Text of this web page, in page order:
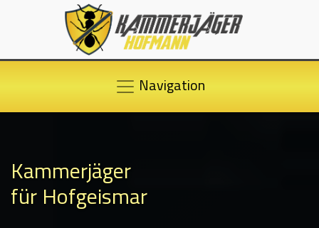
Navigation
Kammerjäger
für Hofgeismar